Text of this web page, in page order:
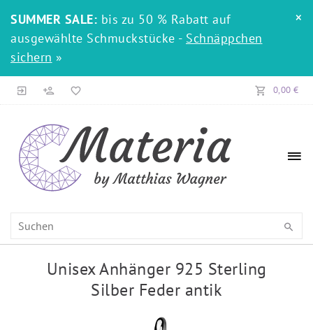
SUMMER SALE: bis zu 50 % Rabatt auf
ausgewählte Schmuckstücke - Schnäppchen
sichern »
×
0,00 €
Unisex Anhänger 925 Sterling
Silber Feder antik